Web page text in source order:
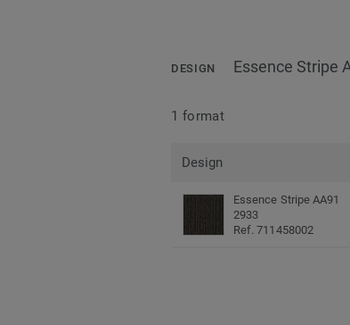
DESIGN Essence Stripe
1 format
Design
Essence Stripe AA91
2933
Ref. 711458002